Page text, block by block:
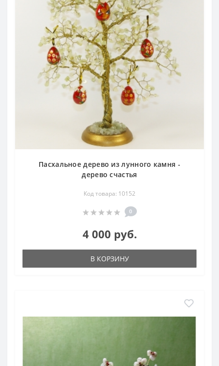
Пасхальное дерево из лунного камня -
дерево счастья
Код товара: 10152
0
4 000 руб.
В КОРЗИНУ